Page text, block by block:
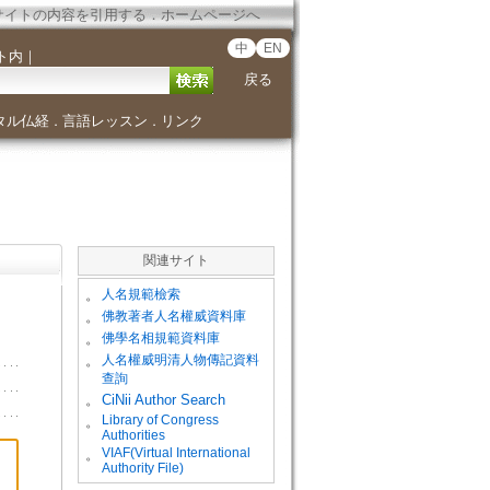
イトの内容を引用する．ホームページへ
内 ｜ 中 EN
戻る
ル仏経． 言語レッスン ． リンク
関連サイト
。 人名規範檢索
。 佛教著者人名權威資料庫
。 佛學名相規範資料庫
。
人名權威明清人物傳記資料
查詢
。
CiNii Author Search
。
Library of Congress
Authorities
。
VIAF(Virtual International
Authority File)